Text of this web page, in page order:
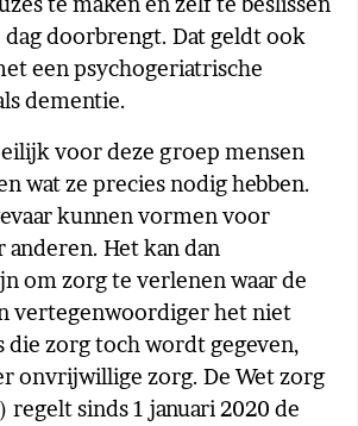
doorbrengt. Dat geldt ook
een psychogeriatrische
dementie.
voor deze groep mensen
wat ze precies nodig hebben.
kunnen vormen voor
Het kan dan
om zorg te verlenen waar de
vertegenwoordiger het niet
die zorg toch wordt gegeven,
onvrijwillige zorg. De Wet zorg
regelt sinds 1 januari 2020 de